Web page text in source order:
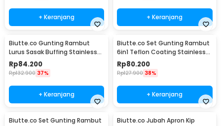
+ Keranjang + Keranjang
Biutte.co Gunting Rambut
Lurus Sasak Buffing Stainless
4Cr13 2 PCS 6 Inch - 440C
Rp84.200
Rp132.900 37%
+ Keranjang
Biutte.co Set Gunting Rambut
6in1 Teflon Coating Stainless
Steel 4Cr13 - 440C
Rp80.200
Rp127.900 38%
+ Keranjang
Biutte.co Set Gunting Rambut
Biutte.co Jubah Apron Kip